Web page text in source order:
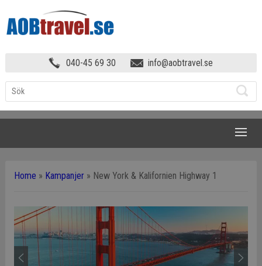
040-45 69 30 info@aobtravel.se
Home » Kampanjer» New York & Kalifornien Highway 1